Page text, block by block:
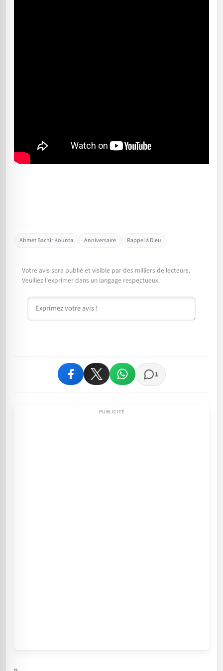
Ahmet Bachir Kounta Anniversaire Rappel à Dieu
Votre avis sera publié et visible par des milliers de lecteurs.
Veuillez l'exprimer dans un langage respectueux.
Commentaire
1